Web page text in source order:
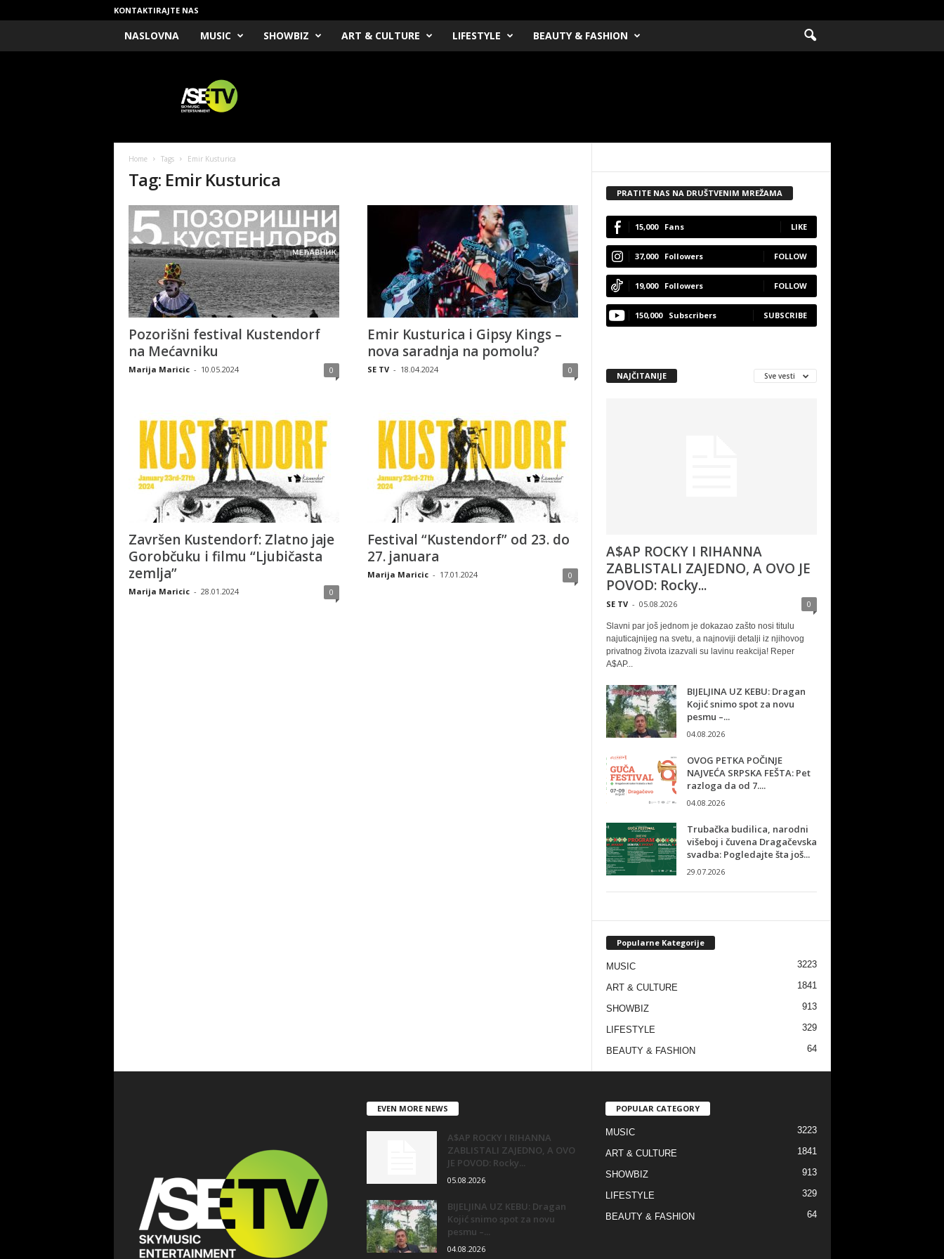
KONTAKTIRAJTE NAS
NASLOVNA MUSIC SHOWBIZ ART & CULTURE LIFESTYLE BEAUTY & FASHION
Home Tags Emir Kusturica
Tag: Emir Kusturica
Pozorišni festival Kustendorf
na Mećavniku
Marija Maricic - 10.05.2024 0
Emir Kusturica i Gipsy Kings –
nova saradnja na pomolu?
SE TV - 18.04.2024 0
Završen Kustendorf: Zlatno jaje
Gorobčuku i filmu “Ljubičasta
zemlja”
Marija Maricic - 28.01.2024 0
Festival “Kustendorf” od 23. do
27. januara
Marija Maricic - 17.01.2024 0
PRATITE NAS NA DRUŠTVENIM MREŽAMA
15,000 Fans LIKE
37,000 Followers FOLLOW
19,000 Followers FOLLOW
150,000 Subscribers SUBSCRIBE
NAJČITANIJE Sve vesti
A$AP ROCKY I RIHANNA
ZABLISTALI ZAJEDNO, A OVO JE
POVOD: Rocky...
SE TV - 05.08.2026 0
Slavni par još jednom je dokazao zašto nosi titulu
najuticajnijeg na svetu, a najnoviji detalji iz njihovog
privatnog života izazvali su lavinu reakcija! Reper
A$AP...
BIJELJINA UZ KEBU: Dragan
Kojić snimo spot za novu
pesmu –...
04.08.2026
OVOG PETKA POČINJE
NAJVEĆA SRPSKA FEŠTA: Pet
razloga da od 7....
04.08.2026
Trubačka budilica, narodni
višeboj i čuvena Dragačevska
svadba: Pogledajte šta još...
29.07.2026
Popularne Kategorije
MUSIC 3223
ART & CULTURE 1841
SHOWBIZ 913
LIFESTYLE 329
BEAUTY & FASHION 64
EVEN MORE NEWS
A$AP ROCKY I RIHANNA
ZABLISTALI ZAJEDNO, A OVO
JE POVOD: Rocky...
05.08.2026
BIJELJINA UZ KEBU: Dragan
Kojić snimo spot za novu
pesmu –...
04.08.2026
POPULAR CATEGORY
MUSIC 3223
ART & CULTURE 1841
SHOWBIZ 913
LIFESTYLE 329
BEAUTY & FASHION 64